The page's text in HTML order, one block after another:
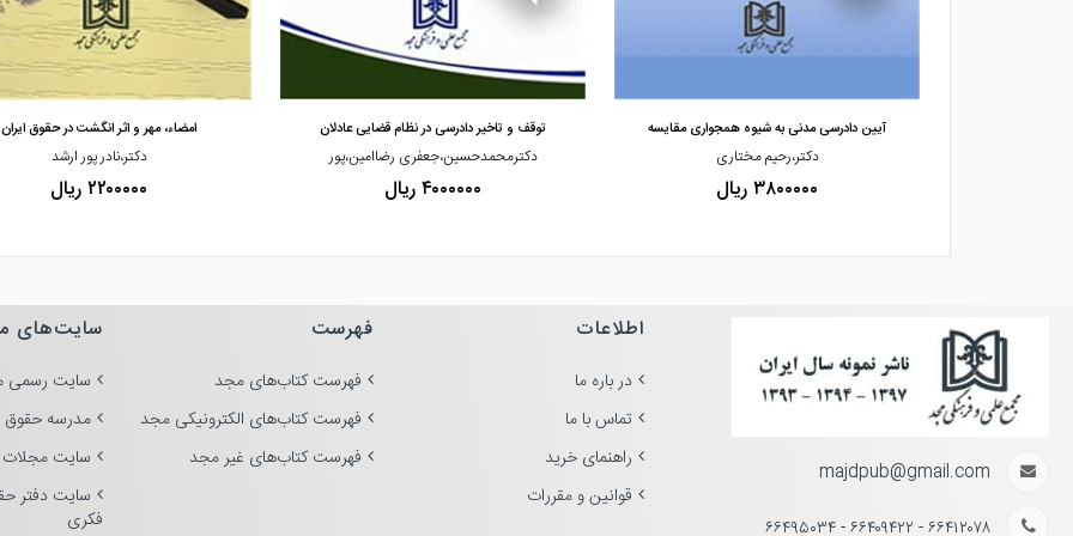
مشاهده و خرید
آیین دادرسی مدنی به شیوه همجواری مقایسه
دکتر،رحیم مختاری
۳۸۰۰۰۰۰ ریال
مشاهده و خرید
توقف و تاخیر دادرسی در نظام قضایی عادلان
دکترمحمدحسین،جعفری رضاامین،پور
۴۰۰۰۰۰۰ ریال
امضاء، مهر و اثر انگشت در حقوق ایران
دکتر،نادر پور ارشد
۲۲۰۰۰۰۰ ریال
majdpub@gmail.com
۶۶۴۱۲۰۷۸ - ۶۶۴۰۹۴۲۲ - ۶۶۴۹۵۰۳۴
اطلاعات
در باره ما
تماس با ما
راهنمای خرید
قوانین و مقررات
فهرست
فهرست کتاب‌های مجد
فهرست کتاب‌های الکترونیکی مجد
فهرست کتاب‌های غیر مجد
سایت‌های
سایت رسمی
مدرسه
سایت
سایت دفتر
فکری